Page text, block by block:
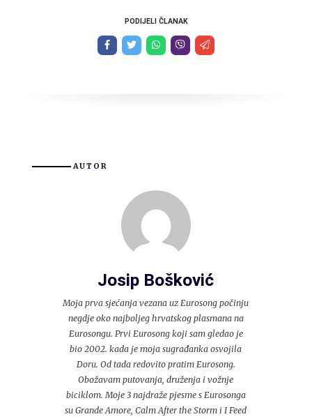
PODIJELI ČLANAK
AUTOR
Josip Bošković
Moja prva sjećanja vezana uz Eurosong počinju
negdje oko najboljeg hrvatskog plasmana na
Eurosongu. Prvi Eurosong koji sam gledao je
bio 2002. kada je moja sugrađanka osvojila
Doru. Od tada redovito pratim Eurosong.
Obožavam putovanja, druženja i vožnje
biciklom. Moje 3 najdraže pjesme s Eurosonga
su Grande Amore, Calm After the Storm i I Feed